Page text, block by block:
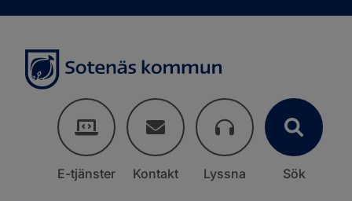
E-tjänster Kontakt Lyssna Sök